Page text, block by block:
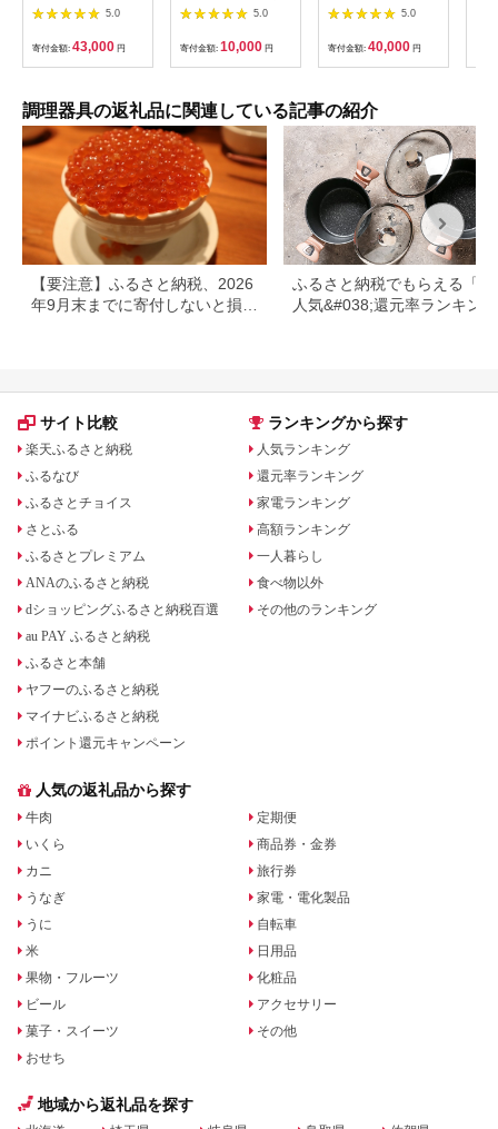
PROCEED（右利き
用） 【 包丁 万能包
丁 和包丁 洋包丁 包丁
キッチン用品 片刃 】
5.0
寄付金額: 43,000 円
理器具 人気ブランド
こだわりのキッチンア
イテム 鍋
5.0
寄付金額: 10,000 円
チ 身
5.0
寄付金額: 40,000 円
調理器具の返礼品に関連している記事の紹介
【要注意】ふるさと納税、2026
年9月末までに寄付しないと損す
ふるさと納税でもらえる「鍋
人気&#038;還元率ランキング
サイト比較
楽天ふるさと納税
ふるなび
ふるさとチョイス
さとふる
ふるさとプレミアム
ANAのふるさと納税
dショッピングふるさと納税百選
au PAY ふるさと納税
ふるさと本舗
ヤフーのふるさと納税
マイナビふるさと納税
ポイント還元キャンペーン
ランキングから探す
人気ランキング
還元率ランキング
家電ランキング
高額ランキング
一人暮らし
食べ物以外
その他のランキング
人気の返礼品から探す
牛肉
いくら
カニ
うなぎ
うに
米
果物・フルーツ
ビール
菓子・スイーツ
おせち
定期便
商品券・金券
旅行券
家電・電化製品
自転車
日用品
化粧品
アクセサリー
その他
地域から返礼品を探す